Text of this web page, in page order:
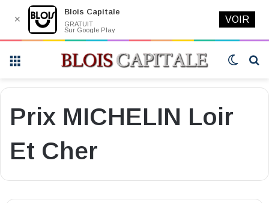
Switch
Prix MICHELIN Loir
Et Cher
✕
Blois Capitale
GRATUIT
Sur Google Play
VOIR